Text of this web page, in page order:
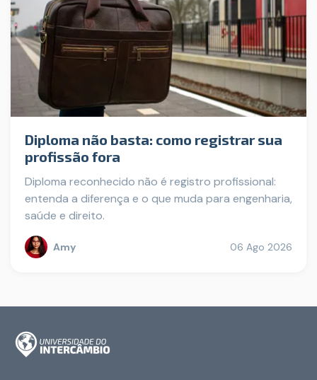
Diploma não basta: como registrar sua
profissão fora
Diploma reconhecido não é registro profissional:
entenda a diferença e o que muda para engenharia,
saúde e direito.
Amy 06 Ago 2026